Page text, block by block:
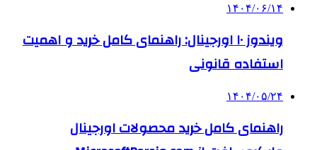
۱۴۰۴/۰۶/۱۴
ویندوز ۱۰ اورجینال: راهنمای کامل خرید و اهمیت
استفاده قانونی
۱۴۰۴/۰۵/۲۴
راهنمای کامل خرید محصولات اورجینال